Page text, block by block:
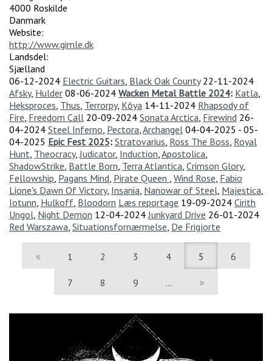
4000 Roskilde
Danmark
Website:
http://www.gimle.dk
Landsdel:
Sjælland
06-12-2024 Electric Guitars Black Oak County 22-11-2024
Afsky, Hulder 08-06-2024 Wacken Metal Battle 2024: Katla
Heksproces Thus Terrorpy, Kōya 14-11-2024 Rhapsody of
Fire Freedom Call 20-09-2024 Sonata Arctica Firewind 26-
04-2024 Steel Inferno Pectora Archangel 04-04-2025 - 05-
04-2025 Epic Fest 2025: Stratovarius Ross The Boss Royal
Hunt Theocracy, Judicator, Induction Apostolica
ShadowStrike Battle Born Terra Atlantica Crimson Glory,
Fellowship Pagans Mind Pirate Queen Wind Rose Fabio
Lione's Dawn Of Victory, Insania Nanowar of Steel Majestica
Iotunn Hulkoff Bloodorn Læs reportage 19-09-2024 Cirith
Ungol Night Demon 12-04-2024 Junkyard Drive 26-01-2024
Red Warszawa Situationsfornærmelse De Frigjorte
« 1 2 3 4 5 6
7 8 9 … »